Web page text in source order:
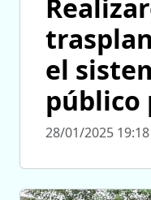
el
público
28/01/2025 19:18